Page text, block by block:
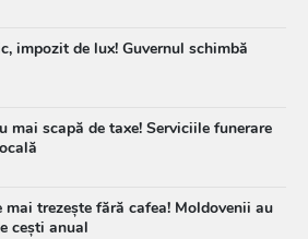
impozit de lux! Guvernul schimbă
mai scapă de taxe! Serviciile funerare
mai trezește fără cafea! Moldovenii au
cești anual